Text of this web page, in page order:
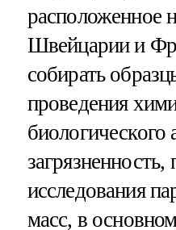
расположенное
Швейцарии и
собирать
проведения
биологического
загрязненность,
исследования
масс, в